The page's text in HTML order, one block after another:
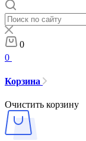
0
0
Корзина
Очистить корзину